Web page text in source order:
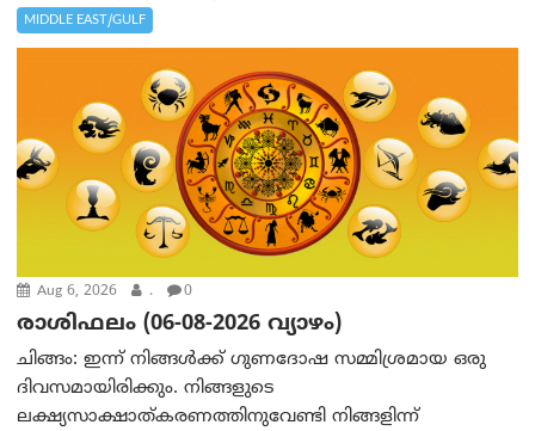
MIDDLE EAST/GULF
Aug 6, 2026 . 0
രാശിഫലം (06-08-2026 വ്യാഴം)
ചിങ്ങം: ഇന്ന് നിങ്ങൾക്ക് ഗുണദോഷ സമ്മിശ്രമായ ഒരു
ദിവസമായിരിക്കും. നിങ്ങളുടെ
ലക്ഷ്യസാക്ഷാത്കരണത്തിനുവേണ്ടി നിങ്ങളിന്ന്